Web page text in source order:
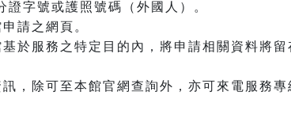
字號或護照號碼（外國人）。
請之網頁。
於服務之特定目的內，將申請相關資料將
，除可至本館官網查詢外，亦可來電服務專